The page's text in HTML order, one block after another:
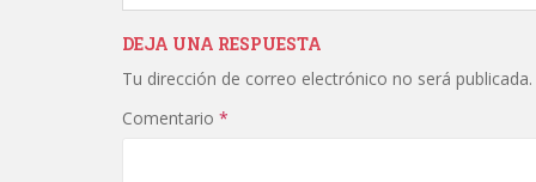
DEJA UNA RESPUESTA
Tu dirección de correo electrónico no será publicada.
Comentario *